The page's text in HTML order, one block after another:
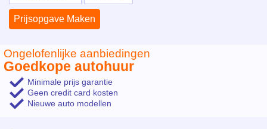
Ongelofenlijke aanbiedingen
Goedkope autohuur
Minimale prijs garantie
Geen credit card kosten
Nieuwe auto modellen